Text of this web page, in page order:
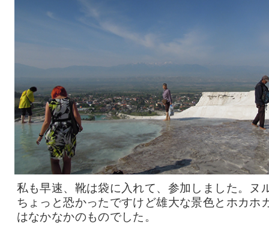
私も早速、靴は袋に入れて、参加しました。ヌ
ちょっと恐かったですけど雄大な景色とホカホ
はなかなかのものでした。